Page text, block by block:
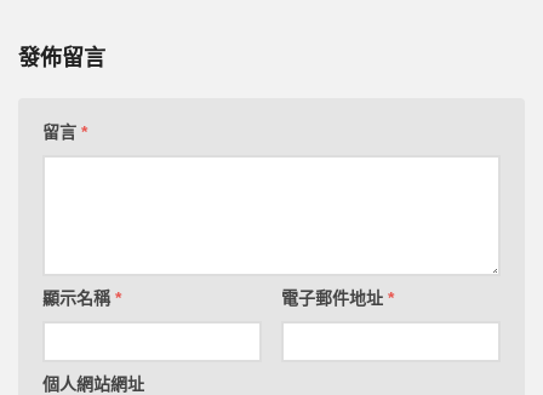
發佈留言
留言 *
顯示名稱* 電子郵件地址 *
個人網站網址